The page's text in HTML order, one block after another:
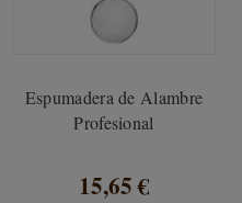
Espumadera de Alambre
Profesional
15,65 €